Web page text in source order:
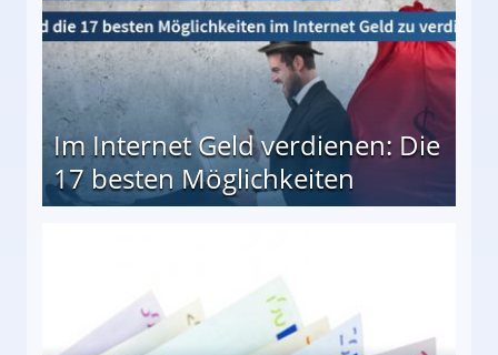
Im Internet Geld verdienen: Die
17 besten Möglichkeiten